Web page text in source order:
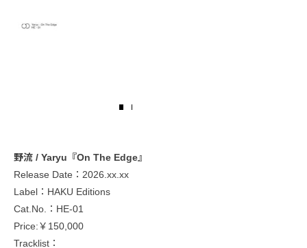
野流 / Yaryu『On The Edge』
Release Date：2026.xx.xx
Label：HAKU Editions
Cat.No.：HE-01
Price:￥150,000
Tracklist：